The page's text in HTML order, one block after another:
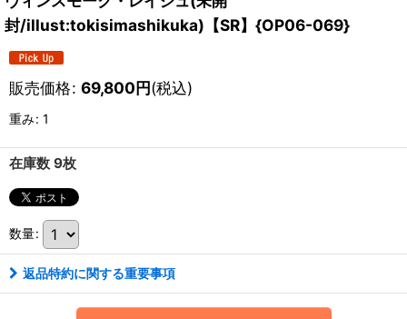
封/illust:tokisimashikuka)【SR】{OP06-069}
販売価格: 69,800円(税込)
重み: 1
在庫数 9枚
数量:
返品特約に関する重要事項